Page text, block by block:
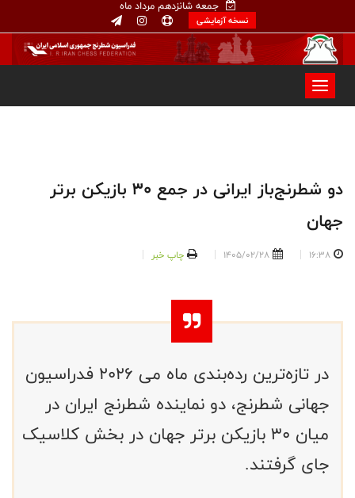
جمعه شانزدهم مرداد ماه
نسخه آزمایشی
دو شطرنج‌باز ایرانی در جمع ۳۰ بازیکن برتر
جهان
16:38
1405/02/28 چاپ خبر
در تازه‌ترین رده‌بندی ماه می ۲۰۲۶ فدراسیون
جهانی شطرنج، دو نماینده شطرنج ایران در
میان ۳۰ بازیکن برتر جهان در بخش کلاسیک
جای گرفتند.